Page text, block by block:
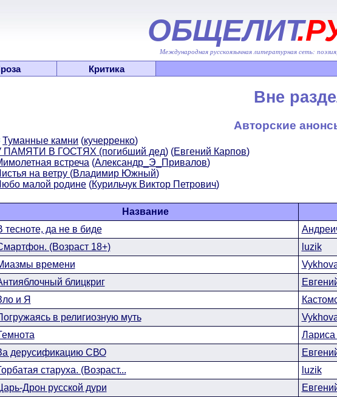
ОБЩЕЛИТ
Международная русскоязычная литературная сеть:
Критика
Вне
Авторские
Туманные камни (кучерренко)
ПАМЯТИ В ГОСТЯХ (погибший дед) (Евгений Карпов)
встреча (Александр_Э_Привалов)
на ветру (Владимир Южный)
малой родине (Курильчук Виктор Петрович)
Название
тесноте, да не в биде
(Возраст 18+)
luzik
времени
блицкриг
и Я
в религиозную муть
Лариса
дерусификацию СВО
старуха. (Возраст...
luzik
Дрон русской дури